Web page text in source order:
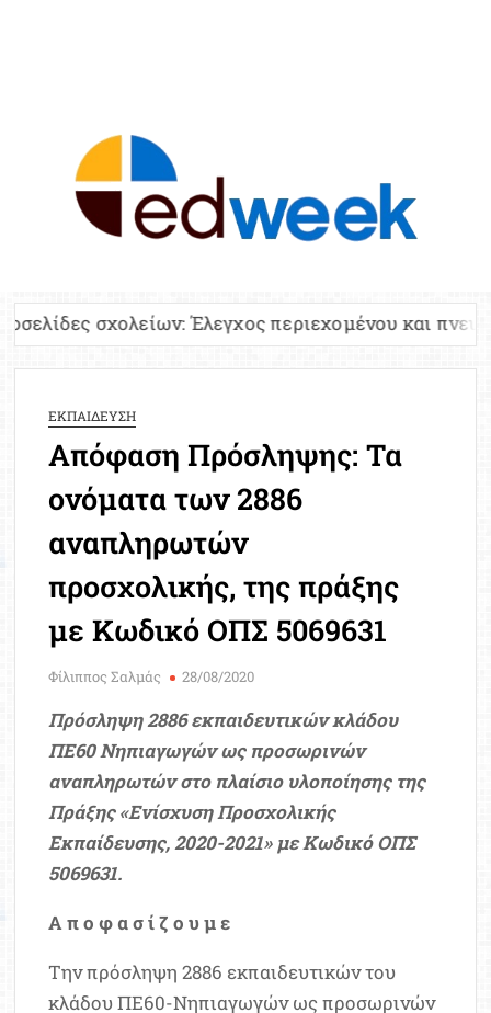
Έλεγχος περιεχομένου και πνευματικών
ΕΚΠΑΙΔΕΥΣΗ
Απόφαση Πρόσληψης: Τα
ονόματα των 2886
αναπληρωτών
προσχολικής, της πράξης
με Κωδικό ΟΠΣ 5069631
Φίλιππος Σαλμάς 28/08/2020
Πρόσληψη 2886 εκπαιδευτικών κλάδου
ΠΕ60 Νηπιαγωγών ως προσωρινών
αναπληρωτών στο πλαίσιο υλοποίησης της
Πράξης «Ενίσχυση Προσχολικής
Εκπαίδευσης, 2020-2021» με Κωδικό ΟΠΣ
5069631.
Α π ο φ α σ ί ζ ο υ μ ε
Την πρόσληψη 2886 εκπαιδευτικών του
κλάδου ΠΕ60-Νηπιαγωγών ως προσωρινών